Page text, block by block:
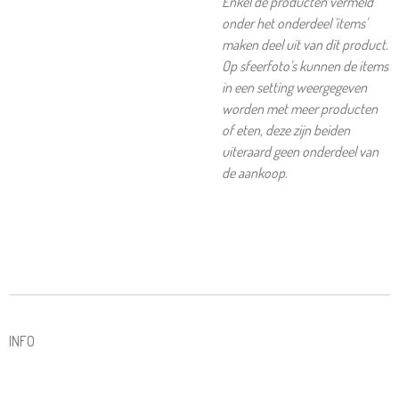
onder het onderdeel 'items'
maken deel uit van dit product.
Op sfeerfoto's kunnen de items
in een setting weergegeven
worden met meer producten
of eten, deze zijn beiden
uiteraard geen onderdeel van
de aankoop.
INFO